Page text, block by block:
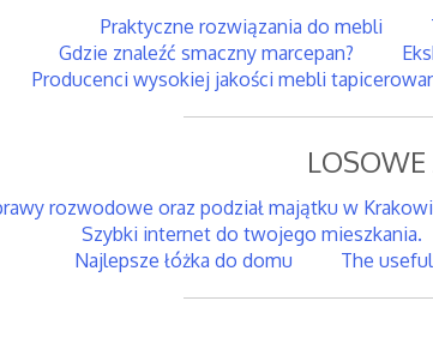
Praktyczne rozwiązania do mebli
Gdzie znaleźć smaczny marcepan?
Producenci wysokiej jakości mebli
rozwodowe oraz podział majątku w
Szybki internet do twojego mieszkania.
Najlepsze łóżka do domu
The